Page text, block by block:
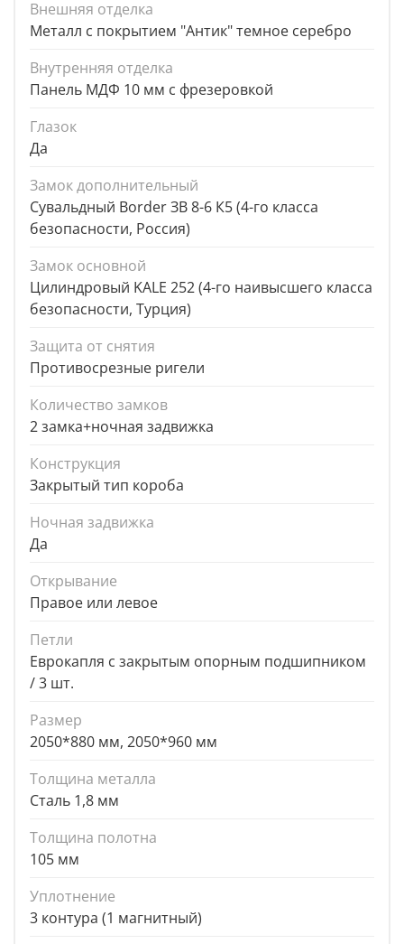
Внешняя отделка
Металл с покрытием "Антик" темное серебро
Внутренняя отделка
Панель МДФ 10 мм с фрезеровкой
Глазок
Да
Замок дополнительный
Сувальдный Border ЗВ 8-6 К5 (4-го класса
безопасности, Россия)
Замок основной
Цилиндровый KALE 252 (4-го наивысшего класса
безопасности, Турция)
Защита от снятия
Противосрезные ригели
Количество замков
2 замка+ночная задвижка
Конструкция
Закрытый тип короба
Ночная задвижка
Да
Открывание
Правое или левое
Петли
Еврокапля с закрытым опорным подшипником
/ 3 шт.
Размер
2050*880 мм, 2050*960 мм
Толщина металла
Сталь 1,8 мм
Толщина полотна
105 мм
Уплотнение
3 контура (1 магнитный)